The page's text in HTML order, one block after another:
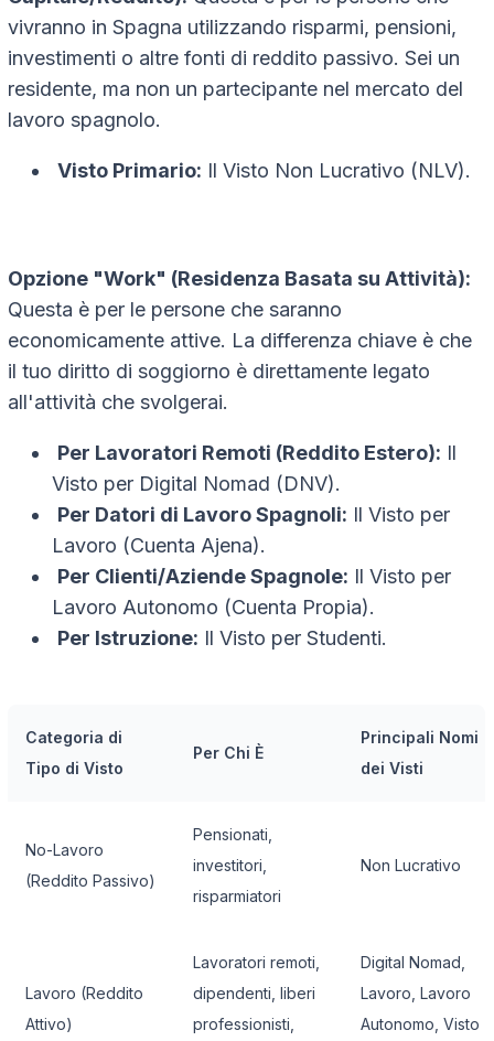
vivranno in Spagna utilizzando risparmi, pensioni,
investimenti o altre fonti di reddito passivo. Sei un
residente, ma non un partecipante nel mercato del
lavoro spagnolo.
Visto Primario: Il Visto Non Lucrativo (NLV).
Opzione "Work" (Residenza Basata su Attività):
Questa è per le persone che saranno
economicamente attive. La differenza chiave è che
il tuo diritto di soggiorno è direttamente legato
all'attività che svolgerai.
Per Lavoratori Remoti (Reddito Estero): Il
Visto per Digital Nomad (DNV).
Per Datori di Lavoro Spagnoli: Il Visto per
Lavoro (Cuenta Ajena).
Per Clienti/Aziende Spagnole: Il Visto per
Lavoro Autonomo (Cuenta Propia).
Per Istruzione: Il Visto per Studenti.
Categoria di
Tipo di Visto
Per Chi È
Principali Nomi
dei Visti
No-Lavoro
(Reddito Passivo)
Pensionati,
investitori,
risparmiatori
Non Lucrativo
Lavoro (Reddito
Attivo)
Lavoratori remoti,
dipendenti, liberi
professionisti,
Digital Nomad,
Lavoro, Lavoro
Autonomo, Visto